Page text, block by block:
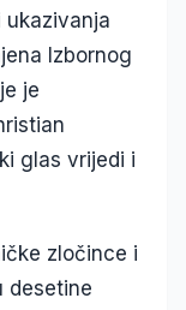
ukazivanja
Izbornog
je
glas vrijedi i
zločince i
desetine